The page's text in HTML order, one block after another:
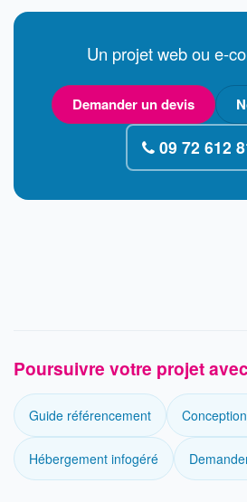
Un projet web ou e-
Demander un devis
09 72 612
Poursuivre votre projet
Guide référencement
Hébergement infogéré